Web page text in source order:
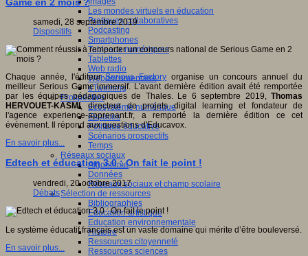
Les mondes virtuels en éducation
Pratiques collaboratives
Podcasting
Smartphones
Tableaux numériques
Tablettes
Web radio
Webdocumentaire
eTwinning
Prospective
Ecosystème numérique
Espaces
Politique éducative
Scénarios prospectifs
Temps
Réseaux sociaux
Algorithme
Données
Réseaux sociaux et champ scolaire
Sélection de ressources
Bibliographies
Education artistique
Education environnementale
Histoire
Ressources citoyenneté
Ressources sciences
Game en 2 mois ?
samedi, 28 septembre 2019
Dispositifs
Chaque année, l'éditeurSerious Factory organise un concours annuel du
meilleur Serious Game immersif. L'avant dernière édition avait été remportée
par les équipes pédagogiques de Thales. Le 6 septembre 2019, Thomas
HERVOUET-KASMI, directeur de projets digital learning et fondateur de
l'agence experience-apprenant.fr, a remporté la dernière édition ce cet
évènement. Il répond aux questions d'Educavox.
En savoir plus...
Edtech et éducation 3.0 : On fait le point !
vendredi, 20 octobre 2017
Débats
Le système éducatif français est un vaste domaine qui mérite d’être bouleversé.
En savoir plus...